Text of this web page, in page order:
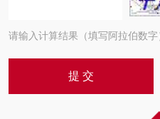
请输入计算结果（填写阿拉伯数